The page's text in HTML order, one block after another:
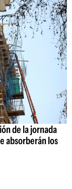
de la jornada
absorberán los